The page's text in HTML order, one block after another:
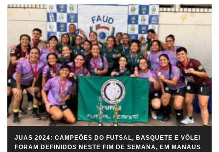
JUAS 2024: CAMPEÕES DO FUTSAL, BASQUETE E VÔLEI
FORAM DEFINIDOS NESTE FIM DE SEMANA, EM MANAUS